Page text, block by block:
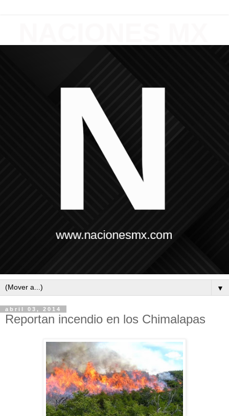
▼
abril 03, 2014
Reportan incendio en los Chimalapas